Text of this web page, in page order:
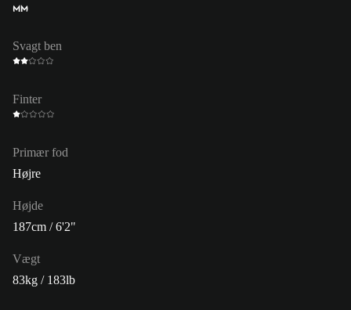
MM
Svagt ben
Finter
Primær fod
Højre
Højde
187cm / 6'2"
Vægt
83kg / 183lb